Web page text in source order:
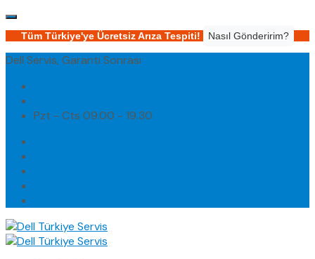
Tüm Türkiye'ye Ücretsiz Arıza Tespiti! Nasıl Gönderirim?
Dell Servis, Garanti Sonrası
Pzt - Cts 09.00 - 19.30